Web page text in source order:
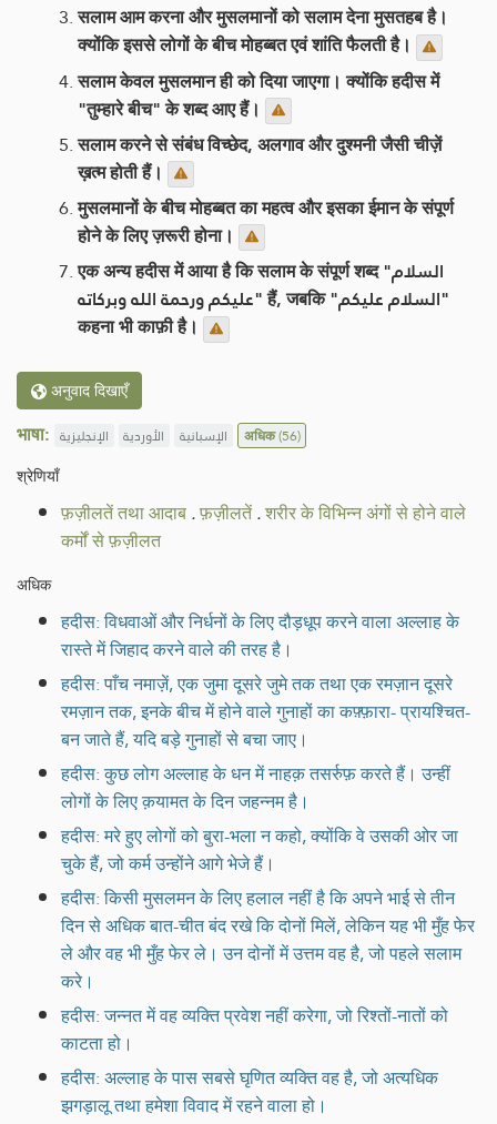
सलाम आम करना और मुसलमानों को सलाम देना मुसतहब है।
क्योंकि इससे लोगों के बीच मोहब्बत एवं शांति फैलती है।
सलाम केवल मुसलमान ही को दिया जाएगा। क्योंकि हदीस में
"तुम्हारे बीच" के शब्द आए हैं।
सलाम करने से संबंध विच्छेद, अलगाव और दुश्मनी जैसी चीज़ें
ख़त्म होती हैं।
मुसलमानों के बीच मोहब्बत का महत्व और इसका ईमान के संपूर्ण
होने के लिए ज़रूरी होना।
एक अन्य हदीस में आया है कि सलाम के संपूर्ण शब्द "السلام
عليكم ورحمة الله وبركاته" हैं, जबकि "السلام عليكم"
कहना भी काफ़ी है।
अनुवाद दिखाएँ
भाषा: الإنجليزية الأوردية الإسبانية अधिक(56)
श्रेणियाँ
फ़ज़ीलतें तथा आदाब.फ़ज़ीलतें.शरीर के विभिन्न अंगों से होने वाले
कर्मों से फ़ज़ीलत
अधिक
हदीस: विधवाओं और निर्धनों के लिए दौड़धूप करने वाला अल्लाह के
रास्ते में जिहाद करने वाले की तरह है।
हदीस: पाँच नमाज़ें, एक जुमा दूसरे जुमे तक तथा एक रमज़ान दूसरे
रमज़ान तक, इनके बीच में होने वाले गुनाहों का कफ़्फ़ारा- प्रायश्चित-
बन जाते हैं, यदि बड़े गुनाहों से बचा जाए।
हदीस: कुछ लोग अल्लाह के धन में नाहक़ तसर्रुफ़ करते हैं। उन्हीं
लोगों के लिए क़यामत के दिन जहन्नम है।
हदीस: मरे हुए लोगों को बुरा-भला न कहो, क्योंकि वे उसकी ओर जा
चुके हैं, जो कर्म उन्होंने आगे भेजे हैं।
हदीस: किसी मुसलमन के लिए हलाल नहीं है कि अपने भाई से तीन
दिन से अधिक बात-चीत बंद रखे कि दोनों मिलें, लेकिन यह भी मुँह फेर
ले और वह भी मुँह फेर ले। उन दोनों में उत्तम वह है, जो पहले सलाम
करे।
हदीस: जन्नत में वह व्यक्ति प्रवेश नहीं करेगा, जो रिश्तों-नातों को
काटता हो।
हदीस: अल्लाह के पास सबसे घृणित व्यक्ति वह है, जो अत्यधिक
झगड़ालू तथा हमेशा विवाद में रहने वाला हो।